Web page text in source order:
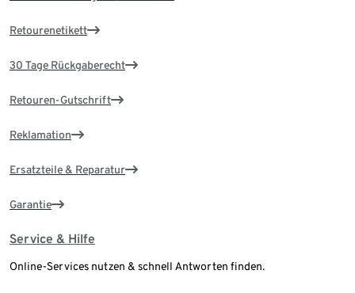
Retourenetikett
30 Tage Rückgaberecht
Retouren-Gutschrift
Reklamation
Ersatzteile & Reparatur
Garantie
Service & Hilfe
Online-Services nutzen & schnell Antworten finden.